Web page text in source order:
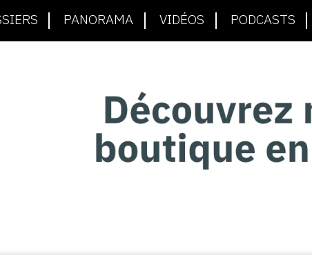
PANORAMA VIDÉOS PODCASTS